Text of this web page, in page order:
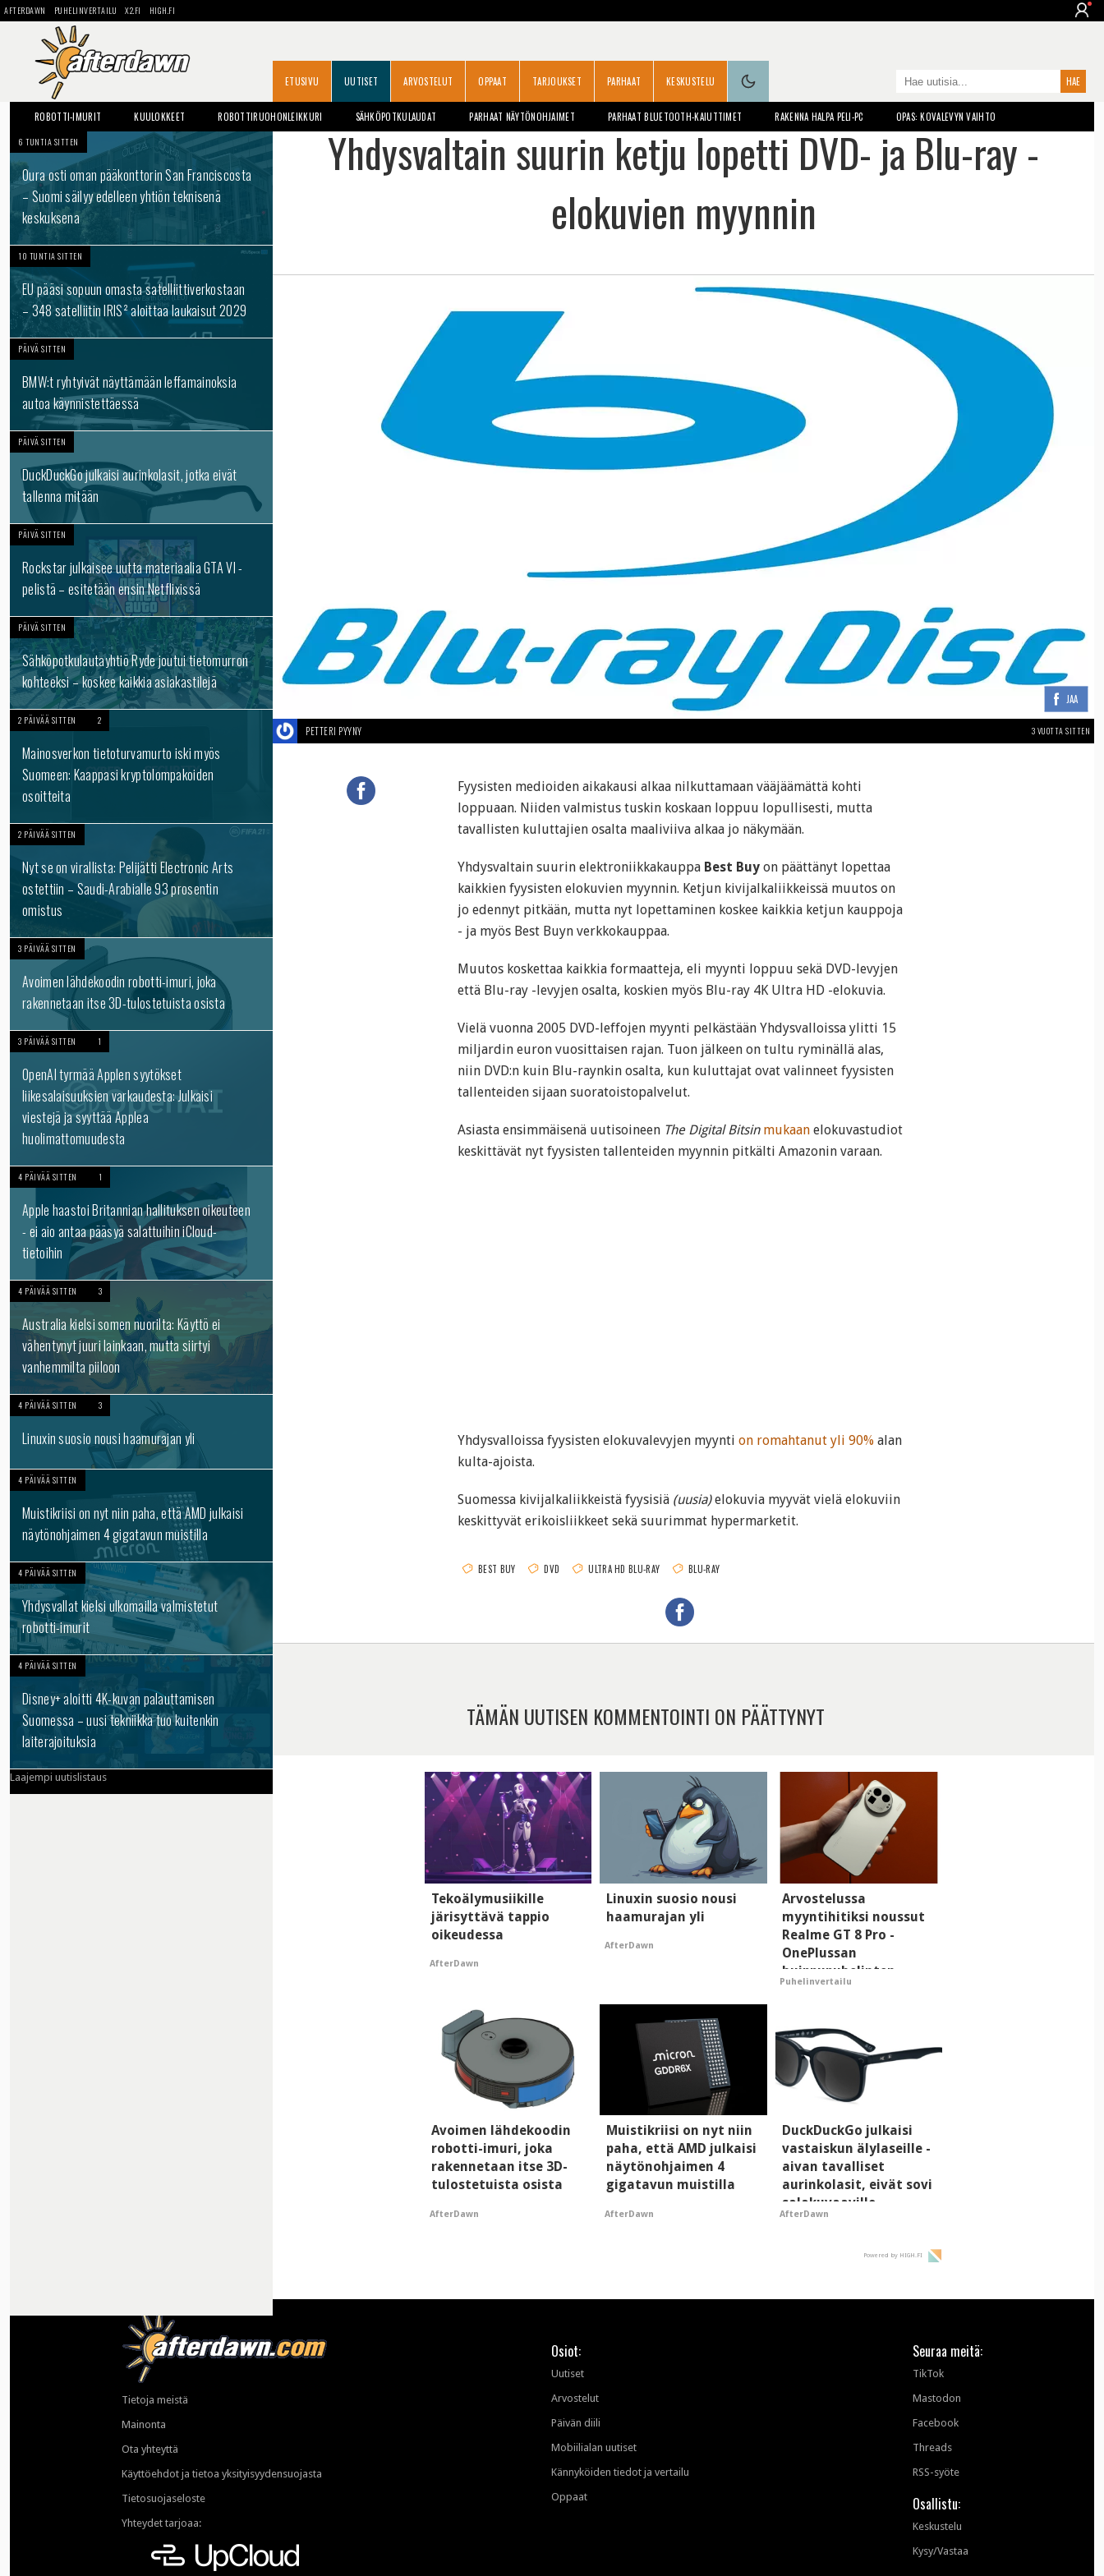
AFTERDAWN PUHELINVERTAILU X2.FI HIGH.FI
ETUSIVU UUTISET ARVOSTELUT OPPAAT TARJOUKSET PARHAAT KESKUSTELU
ROBOTTI-IMURIT KUULOKKEET ROBOTTIRUOHONLEIKKURI SÄHKÖPOTKULAUDAT PARHAAT NÄYTÖNOHJAIMET PARHAAT BLUETOOTH-KAIUTTIMET RAKENNA HALPA PELI-PC OPAS: KOVALEVYN VAIHTO
6 TUNTIA SITTEN
Oura osti oman pääkonttorin San Franciscosta
– Suomi säilyy edelleen yhtiön teknisenä
keskuksena
10 TUNTIA SITTEN
EU pääsi sopuun omasta satelliittiverkostaan
– 348 satelliitin IRIS² aloittaa laukaisut 2029
PÄIVÄ SITTEN
BMW:t ryhtyivät näyttämään leffamainoksia
autoa käynnistettäessä
PÄIVÄ SITTEN
DuckDuckGo julkaisi aurinkolasit, jotka eivät
tallenna mitään
PÄIVÄ SITTEN
Rockstar julkaisee uutta materiaalia GTA VI -
pelistä – esitetään ensin Netflixissä
PÄIVÄ SITTEN
Sähköpotkulautayhtiö Ryde joutui tietomurron
kohteeksi – koskee kaikkia asiakastilejä
2 PÄIVÄÄ SITTEN 2
Mainosverkon tietoturvamurto iski myös
Suomeen: Kaappasi kryptolompakoiden
osoitteita
2 PÄIVÄÄ SITTEN
Nyt se on virallista: Pelijätti Electronic Arts
ostettiin – Saudi-Arabialle 93 prosentin
omistus
3 PÄIVÄÄ SITTEN
Avoimen lähdekoodin robotti-imuri, joka
rakennetaan itse 3D-tulostetuista osista
3 PÄIVÄÄ SITTEN 1
OpenAI tyrmää Applen syytökset
liikesalaisuuksien varkaudesta: Julkaisi
viestejä ja syyttää Applea
huolimattomuudesta
4 PÄIVÄÄ SITTEN 1
Apple haastoi Britannian hallituksen oikeuteen
- ei aio antaa pääsyä salattuihin iCloud-
tietoihin
4 PÄIVÄÄ SITTEN 3
Australia kielsi somen nuorilta: Käyttö ei
vähentynyt juuri lainkaan, mutta siirtyi
vanhemmilta piiloon
4 PÄIVÄÄ SITTEN 3
Linuxin suosio nousi haamurajan yli
4 PÄIVÄÄ SITTEN
Muistikriisi on nyt niin paha, että AMD julkaisi
näytönohjaimen 4 gigatavun muistilla
4 PÄIVÄÄ SITTEN
Yhdysvallat kielsi ulkomailla valmistetut
robotti-imurit
4 PÄIVÄÄ SITTEN
Disney+ aloitti 4K-kuvan palauttamisen
Suomessa – uusi tekniikka tuo kuitenkin
laiterajoituksia
Laajempi uutislistaus
Yhdysvaltain suurin ketju lopetti DVD- ja Blu-ray -
elokuvien myynnin
JAA
PETTERI PYYNY 3 VUOTTA SITTEN
Fyysisten medioiden aikakausi alkaa nilkuttamaan vääjäämättä kohti
loppuaan. Niiden valmistus tuskin koskaan loppuu lopullisesti, mutta
tavallisten kuluttajien osalta maaliviiva alkaa jo näkymään.
Yhdysvaltain suurin elektroniikkakauppa Best Buy on päättänyt lopettaa
kaikkien fyysisten elokuvien myynnin. Ketjun kivijalkaliikkeissä muutos on
jo edennyt pitkään, mutta nyt lopettaminen koskee kaikkia ketjun kauppoja
- ja myös Best Buyn verkkokauppaa.
Muutos koskettaa kaikkia formaatteja, eli myynti loppuu sekä DVD-levyjen
että Blu-ray -levyjen osalta, koskien myös Blu-ray 4K Ultra HD -elokuvia.
Vielä vuonna 2005 DVD-leffojen myynti pelkästään Yhdysvalloissa ylitti 15
miljardin euron vuosittaisen rajan. Tuon jälkeen on tultu ryminällä alas,
niin DVD:n kuin Blu-raynkin osalta, kun kuluttajat ovat valinneet fyysisten
tallenteiden sijaan suoratoistopalvelut.
Asiasta ensimmäisenä uutisoineen The Digital Bitsin mukaan elokuvastudiot
keskittävät nyt fyysisten tallenteiden myynnin pitkälti Amazonin varaan.
Yhdysvalloissa fyysisten elokuvalevyjen myynti on romahtanut yli 90% alan
kulta-ajoista.
Suomessa kivijalkaliikkeistä fyysisiä (uusia)elokuvia myyvät vielä elokuviin
keskittyvät erikoisliikkeet sekä suurimmat hypermarketit.
BEST BUY DVD ULTRA HD BLU-RAY BLU-RAY
TÄMÄN UUTISEN KOMMENTOINTI ON PÄÄTTYNYT
Tekoälymusiikille
järisyttävä tappio
oikeudessa
AfterDawn
Linuxin suosio nousi
haamurajan yli
AfterDawn
Arvostelussa
myyntihitiksi noussut
Realme GT 8 Pro -
OnePlussan
huippupuhelinten
"perillinen"
Puhelinvertailu
Avoimen lähdekoodin
robotti-imuri, joka
rakennetaan itse 3D-
tulostetuista osista
AfterDawn
Muistikriisi on nyt niin
paha, että AMD julkaisi
näytönohjaimen 4
gigatavun muistilla
AfterDawn
DuckDuckGo julkaisi
vastaiskun älylaseille -
aivan tavalliset
aurinkolasit, eivät sovi
salakuvaaville
hyypiöille
AfterDawn
Powered by HIGH.FI
Tietoja meistä
Mainonta
Ota yhteyttä
Käyttöehdot ja tietoa yksityisyydensuojasta
Tietosuojaseloste
Yhteydet tarjoaa:
Osiot:
Uutiset
Arvostelut
Päivän diili
Mobiilialan uutiset
Kännyköiden tiedot ja vertailu
Oppaat
Seuraa meitä:
TikTok
Mastodon
Facebook
Threads
RSS-syöte
Osallistu:
Keskustelu
Kysy/Vastaa